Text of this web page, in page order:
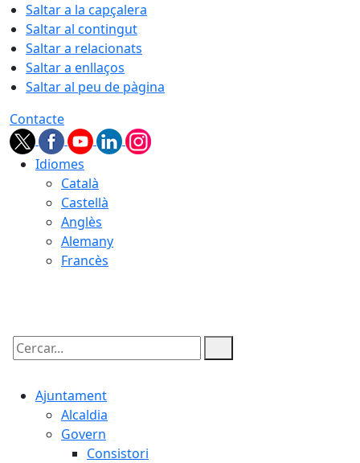
Saltar a la capçalera
Saltar al contingut
Saltar a relacionats
Saltar a enllaços
Saltar al peu de pàgina
Contacte
Idiomes
Català
Castellà
Anglès
Alemany
Francès
Cercar:
Ajuntament
Alcaldia
Govern
Consistori